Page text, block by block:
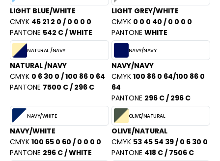
GEN
MORNING STUDIOS
DUICK
LIGHT BLUE/WHITE
CMYK 46 21 2 0 / 0 0 0 0
PANTONE 542 C / WHITE
LIGHT GREY/WHITE
CMYK 0 0 0 40 / 0 0 0 0
PANTONE WHITE
NATURAL /NAVY
NATURAL /NAVY
CMYK 0 6 30 0 / 100 86 0 64
PANTONE 7500 C / 296 C
NAVY/NAVY
NAVY/NAVY
CMYK 100 86 0 64/100 86 0
64
PANTONE 296 C / 296 C
NAVY/WHITE
NAVY/WHITE
CMYK 100 65 0 60 / 0 0 0 0
PANTONE 296 C / WHITE
OLIVE/NATURAL
OLIVE/NATURAL
CMYK 53 45 54 39 / 0 6 30 0
PANTONE 418 C / 7506 C